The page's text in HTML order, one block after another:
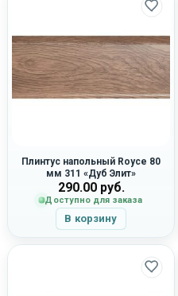
Плинтус напольный Royce 80
мм 311 «Дуб Элит»
290.00руб.
Доступно для заказа
В корзину